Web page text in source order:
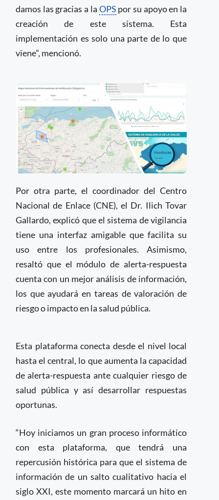
damos las gracias a la OPS por su apoyo en la
creación de este sistema. Esta
implementación es solo una parte de lo que
viene”, mencionó.
Por otra parte, el coordinador del Centro
Nacional de Enlace (CNE), el Dr. Ilich Tovar
Gallardo, explicó que el sistema de vigilancia
tiene una interfaz amigable que facilita su
uso entre los profesionales. Asimismo,
resaltó que el módulo de alerta-respuesta
cuenta con un mejor análisis de información,
los que ayudará en tareas de valoración de
riesgo o impacto en la salud pública.
Esta plataforma conecta desde el nivel local
hasta el central, lo que aumenta la capacidad
de alerta-respuesta ante cualquier riesgo de
salud pública y así desarrollar respuestas
oportunas.
“Hoy iniciamos un gran proceso informático
con esta plataforma, que tendrá una
repercusión histórica para que el sistema de
información de un salto cualitativo hacia el
siglo XXI, este momento marcará un hito en